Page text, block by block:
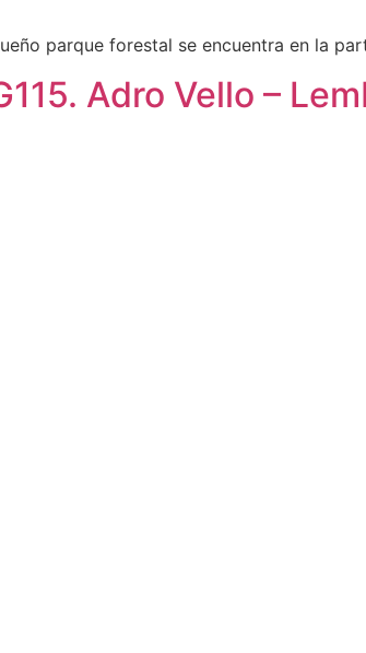
parque forestal se encuentra en la
Adro Vello –